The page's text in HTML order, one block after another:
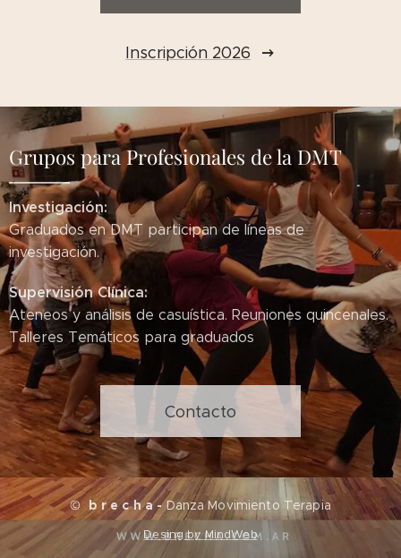
Inscripción 2026
Grupos para Profesionales de la DMT
Investigación:
Graduados en DMT participan de líneas de
investigación.
Supervisión Clínica:
Ateneos y análisis de casuística. Reuniones quincenales.
Talleres Temáticos para graduados
Contacto
© b r e c h a -Danza Movimiento Terapia
Desing by MindWeb